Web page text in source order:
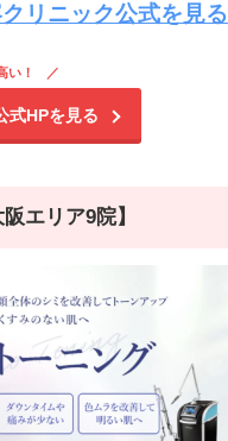
リニック公式を見る
い！
式HPを見る
エリア9院】